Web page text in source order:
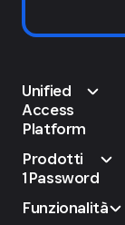
Unified
Access
Platform
Prodotti
1Password
Funzionalità